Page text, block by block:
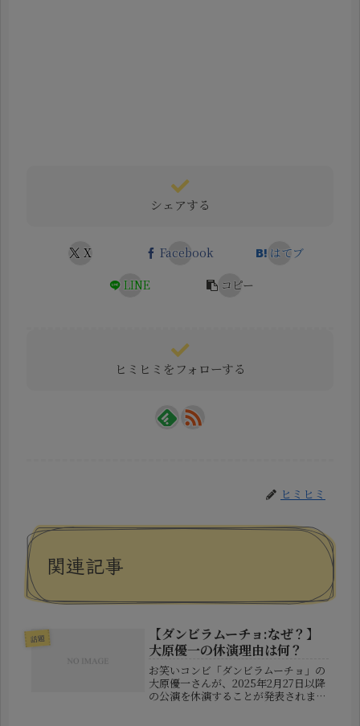
シェアする
X Facebook
はてブ
LINE
コピー
ヒミヒミをフォローする
ヒミヒミ
関連記事
話題
【ダンビラムーチョ:なぜ？】
大原優一の休演理由は何？
お笑いコンビ「ダンビラムーチョ」の
大原優一さんが、2025年2月27日以降
の公演を休演することが発表されまし